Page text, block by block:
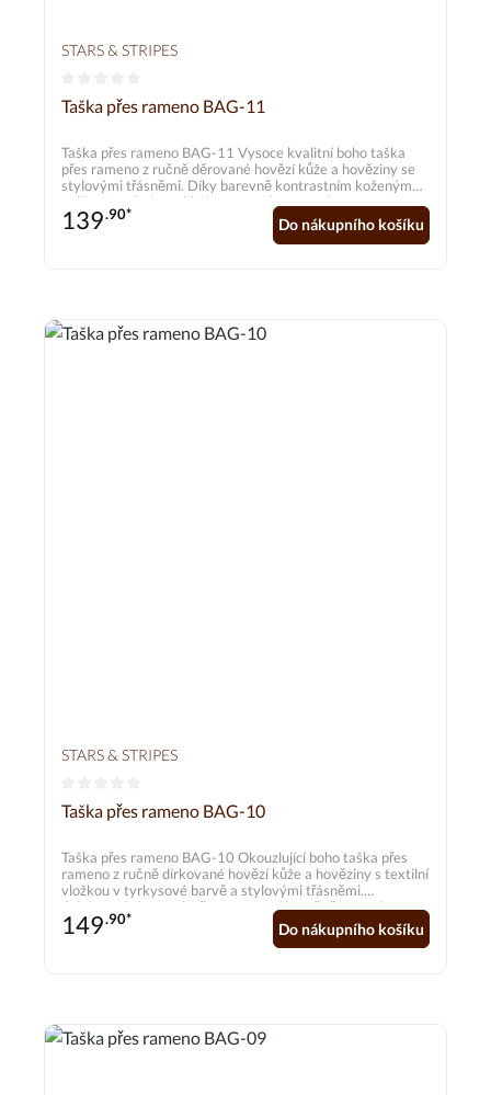
STARS & STRIPES
Průměrné hodnocení 0 z 5 hvězd
Taška přes rameno BAG-11
Taška přes rameno BAG-11 Vysoce kvalitní boho taška
přes rameno z ručně děrované hovězí kůže a hověziny se
stylovými třásněmi. Díky barevně kontrastním koženým
aplikacím v boho vzhledu tato taška upoutá pozornost.
Shoduje se s kabelkou WALLET -05 Rozměry cca 30,5 x
29 cm
139.90*
Do nákupního košíku
STARS & STRIPES
Průměrné hodnocení 0 z 5 hvězd
Taška přes rameno BAG-10
Taška přes rameno BAG-10 Okouzlující boho taška přes
rameno z ručně dírkované hovězí kůže a hověziny s textilní
vložkou v tyrkysové barvě a stylovými třásněmi.
Odnímatelný popruh přes rameno. Skutečně upoutá
pozornost díky výrazným barevným akcentům v aztéckém
stylu. Rozměry cca 25,4 x 22,9 cm
149.90*
Do nákupního košíku